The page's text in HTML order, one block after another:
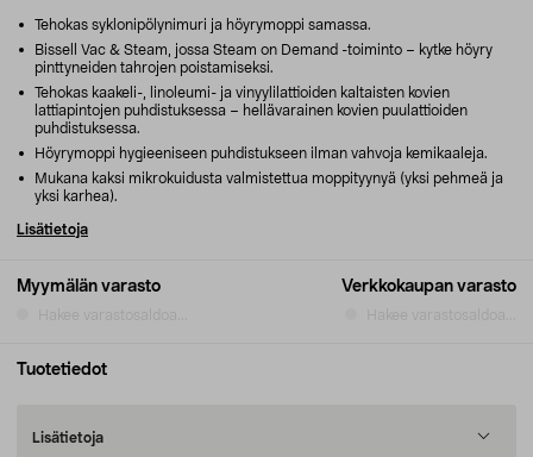
Myymälän varasto Verkkokaupan varasto
Tehokas syklonipölynimuri ja höyrymoppi samassa.
Bissell Vac & Steam, jossa Steam on Demand -toiminto – kytke höyry
pinttyneiden tahrojen poistamiseksi.
Tehokas kaakeli-, linoleumi- ja vinyylilattioiden kaltaisten kovien
lattiapintojen puhdistuksessa – hellävarainen kovien puulattioiden
puhdistuksessa.
Höyrymoppi hygieeniseen puhdistukseen ilman vahvoja kemikaaleja.
Mukana kaksi mikrokuidusta valmistettua moppityynyä (yksi pehmeä ja
yksi karhea).
Lisätietoja
Tuotetiedot
Lisätietoja